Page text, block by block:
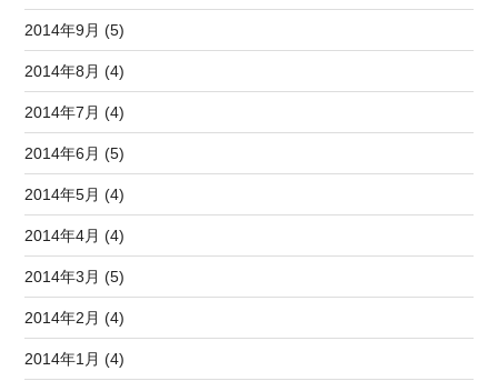
2014年9月 (5)
2014年8月 (4)
2014年7月 (4)
2014年6月 (5)
2014年5月 (4)
2014年4月 (4)
2014年3月 (5)
2014年2月 (4)
2014年1月 (4)